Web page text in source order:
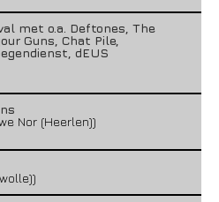
met o.a. Deftones, The
Guns, Chat Pile,
dEUS
Nor (Heerlen))